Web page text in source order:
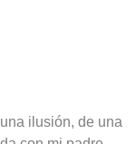
ilusión, de una